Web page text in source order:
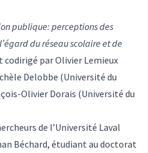
publique: perceptions des
du réseau scolaire et de
codirigé par Olivier Lemieux
Delobbe (Université du
Olivier Dorais (Université du
de l’Université Laval
Béchard, étudiant au doctorat